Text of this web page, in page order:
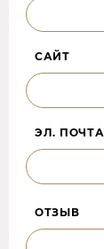
САЙТ
ЭЛ. ПОЧТА
ОТЗЫВ